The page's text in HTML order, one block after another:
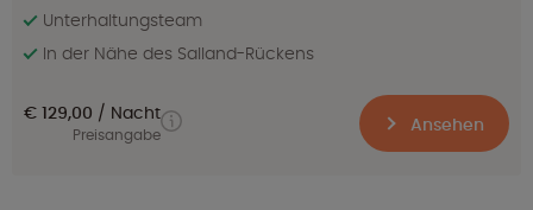
Unterhaltungsteam
In der Nähe des Salland-Rückens
€ 129,00 Nacht
Preisangabe Ansehen